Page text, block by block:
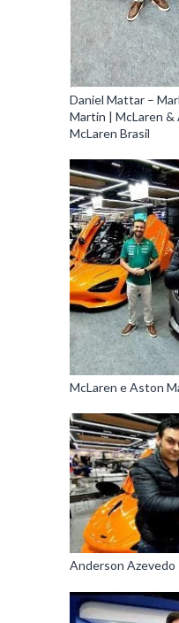
Daniel Mattar –
Martin | McLaren &
McLaren Brasil
McLaren e Aston
Anderson Azevedo